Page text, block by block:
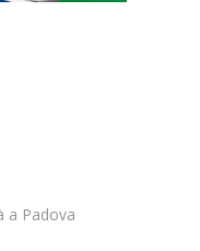
a Padova